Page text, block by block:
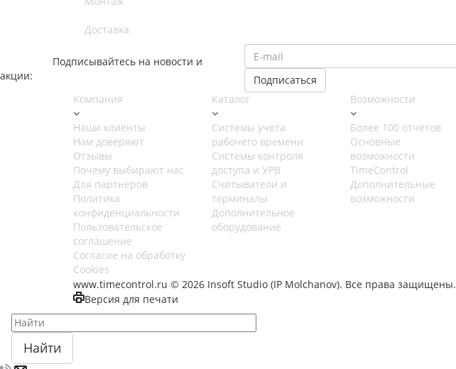
Доставка
Подписывайтесь на новости и
акции:
Компания
Наши клиенты
Нам доверяют
Отзывы
Почему выбирают нас
Для партнеров
Политика
конфиденциальности
Пользовательское
соглашение
Согласие на обработку
Cookies
Каталог
Cистемы учета
рабочего времени
Системы контроля
доступа и УРВ
Считыватели и
терминалы
Дополнительное
оборудование
Возможности
Более 100 отчетов
Основные
возможности
TimeControl
Дополнительные
возможности
www.timecontrol.ru © 2026 Insoft Studio (IP Molchanov). Все права защищены.
Версия для печати
Найти